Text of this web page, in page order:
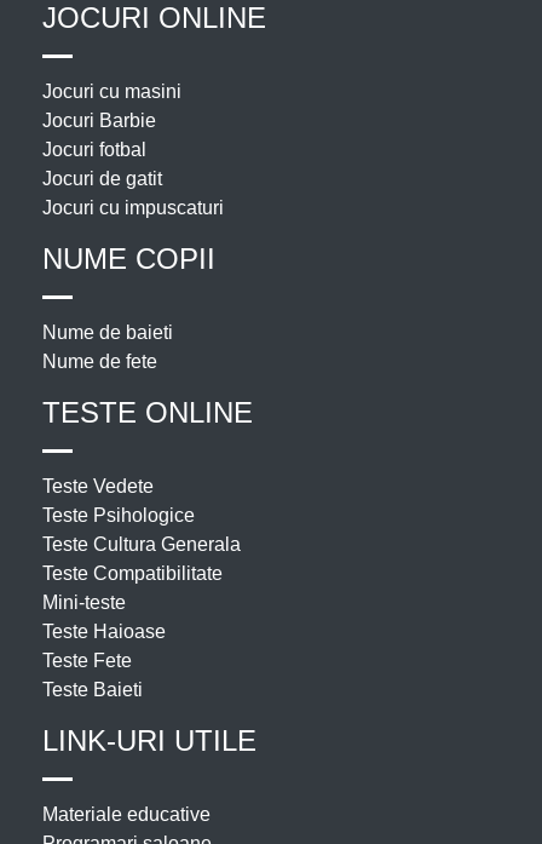
JOCURI ONLINE
Jocuri cu masini
Jocuri Barbie
Jocuri fotbal
Jocuri de gatit
Jocuri cu impuscaturi
NUME COPII
Nume de baieti
Nume de fete
TESTE ONLINE
Teste Vedete
Teste Psihologice
Teste Cultura Generala
Teste Compatibilitate
Mini-teste
Teste Haioase
Teste Fete
Teste Baieti
LINK-URI UTILE
Materiale educative